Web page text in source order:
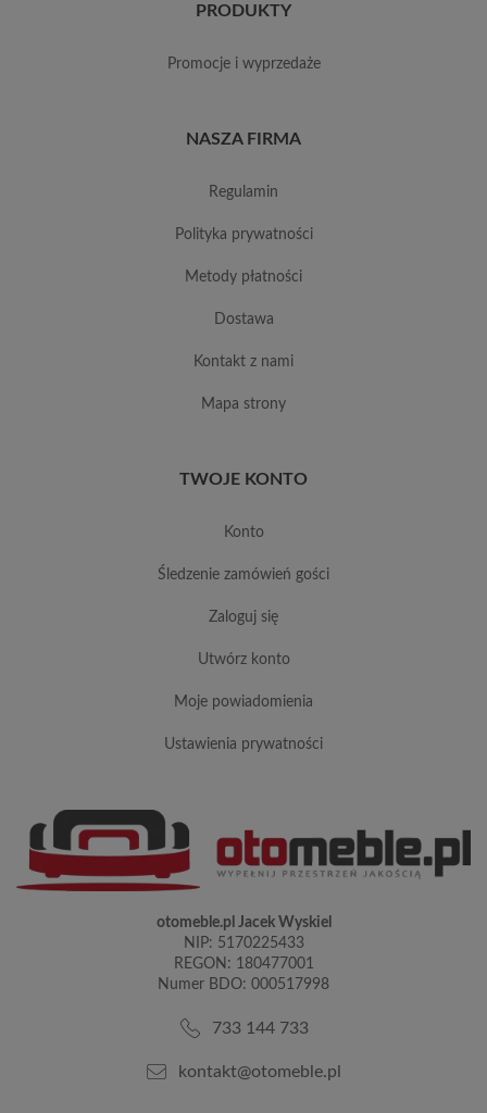
PRODUKTY
promocje i wyprzedaże
NASZA FIRMA
regulamin
polityka prywatności
metody płatności
dostawa
kontakt z nami
mapa strony
TWOJE KONTO
konto
śledzenie zamówień gości
zaloguj się
utwórz konto
moje powiadomienia
ustawienia prywatności
otomeble.pl Jacek Wyskiel
NIP: 5170225433
REGON: 180477001
Numer BDO: 000517998
733 144 733
kontakt@otomeble.pl